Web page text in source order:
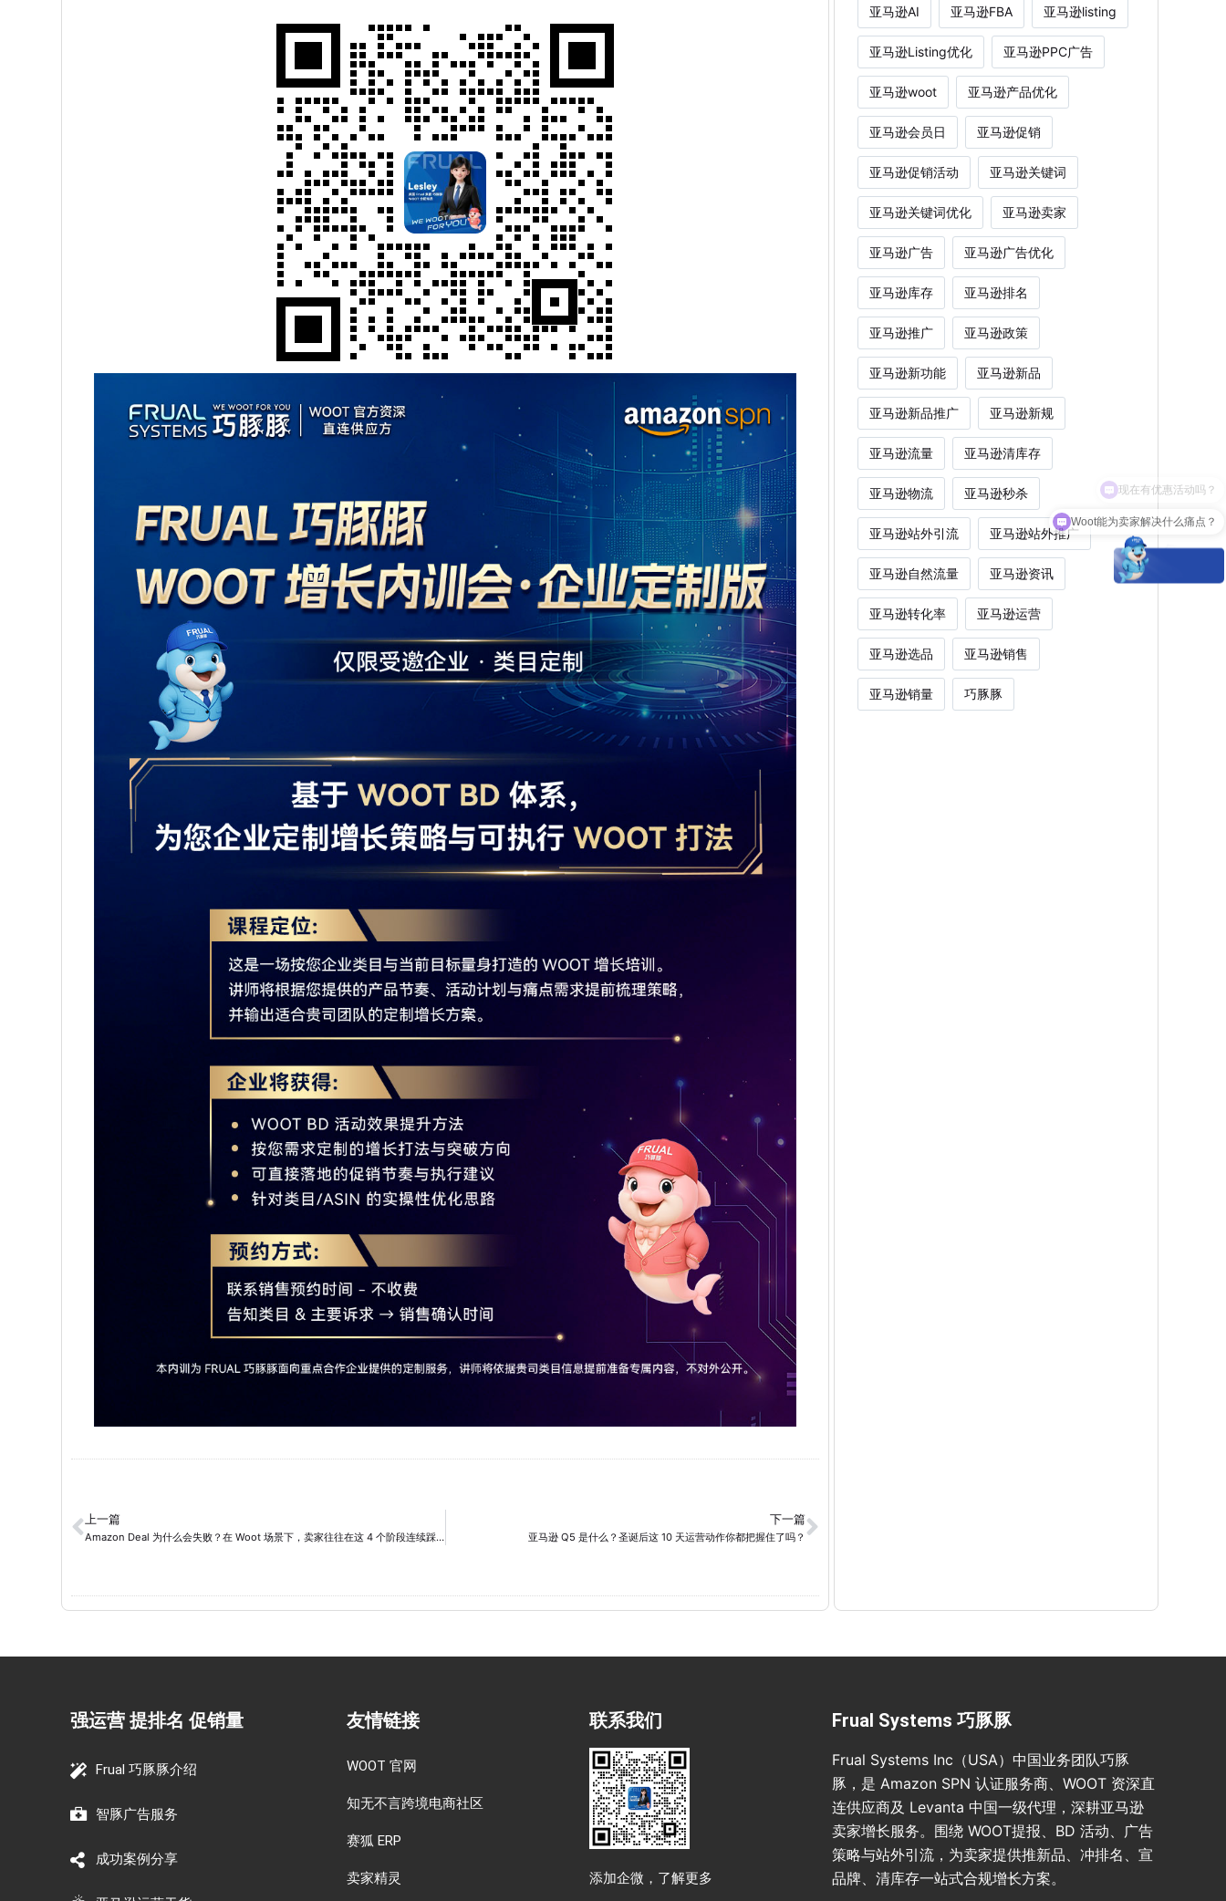
上一篇
Amazon Deal 为什么会失败？在 Woot 场景下，卖家往往在这 4 个阶段连续踩坑
下一篇
亚马逊 Q5 是什么？圣诞后这 10 天运营动作你都把握住了吗？
亚马逊AI 亚马逊FBA 亚马逊listing
亚马逊Listing优化 亚马逊PPC广告
亚马逊woot 亚马逊产品优化
亚马逊会员日 亚马逊促销
亚马逊促销活动 亚马逊关键词
亚马逊关键词优化 亚马逊卖家
亚马逊广告 亚马逊广告优化
亚马逊库存 亚马逊排名
亚马逊推广 亚马逊政策
亚马逊新功能 亚马逊新品
亚马逊新品推广 亚马逊新规
亚马逊流量 亚马逊清库存
亚马逊物流 亚马逊秒杀
亚马逊站外引流 亚马逊站外推广
亚马逊自然流量 亚马逊资讯
亚马逊转化率 亚马逊运营
亚马逊选品 亚马逊销售
亚马逊销量 巧豚豚
强运营 提排名 促销量
Frual 巧豚豚介绍
智豚广告服务
成功案例分享
友情链接
WOOT 官网
知无不言跨境电商社区
赛狐 ERP
卖家精灵
联系我们
添加企微，了解更多
Frual Systems 巧豚豚
Frual Systems Inc（USA）中国业务团队巧豚
豚，是 Amazon SPN 认证服务商、WOOT 资深直
连供应商及 Levanta 中国一级代理，深耕亚马逊
卖家增长服务。围绕 WOOT提报、BD 活动、广告
策略与站外引流，为卖家提供推新品、冲排名、宣
品牌、清库存一站式合规增长方案。
Woot能为卖家解决什么痛点？